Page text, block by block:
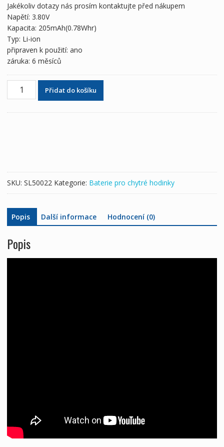
Jakékoliv dotazy nás prosím kontaktujte před nákupem
Napětí: 3.80V
Kapacita: 205mAh(0.78Whr)
Typ: Li-ion
připraven k použití: ano
záruka: 6 měsíců
Zcela
nová
1
(38mm)
A1802
množství
Přidat do košíku
SKU: SL50022 Kategorie: Baterie pro chytré hodinky
Popis Další informace Hodnocení (0)
Popis